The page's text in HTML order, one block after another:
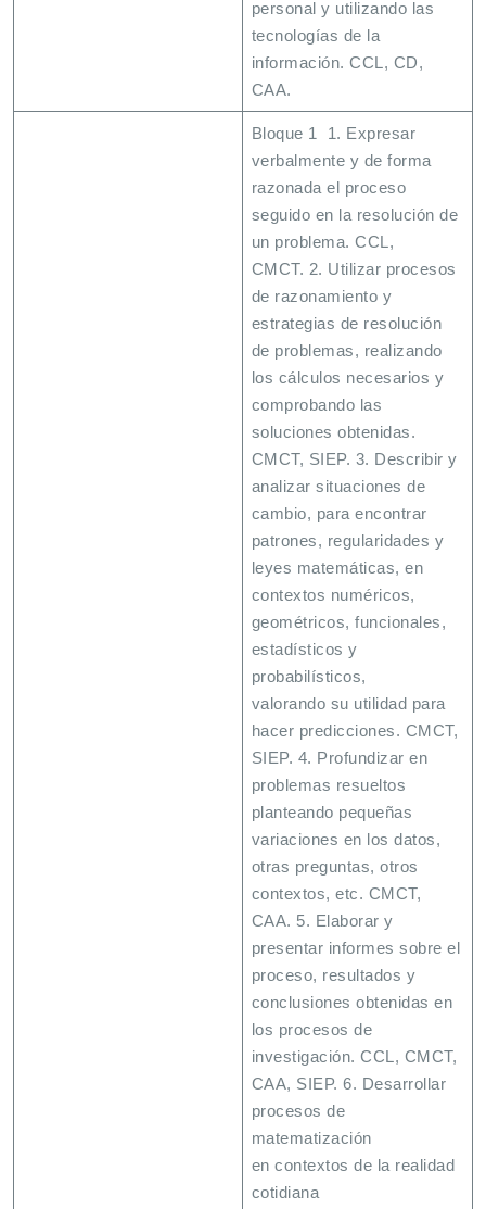
personal y utilizando las
tecnologías de la
información. CCL, CD,
CAA.
Bloque 1 1. Expresar
verbalmente y de forma
razonada el proceso
seguido en la resolución de
un problema. CCL,
CMCT. 2. Utilizar procesos
de razonamiento y
estrategias de resolución
de problemas, realizando
los cálculos necesarios y
comprobando las
soluciones obtenidas.
CMCT, SIEP. 3. Describir y
analizar situaciones de
cambio, para encontrar
patrones, regularidades y
leyes matemáticas, en
contextos numéricos,
geométricos, funcionales,
estadísticos y
probabilísticos,
valorando su utilidad para
hacer predicciones. CMCT,
SIEP. 4. Profundizar en
problemas resueltos
planteando pequeñas
variaciones en los datos,
otras preguntas, otros
contextos, etc. CMCT,
CAA. 5. Elaborar y
presentar informes sobre el
proceso, resultados y
conclusiones obtenidas en
los procesos de
investigación. CCL, CMCT,
CAA, SIEP. 6. Desarrollar
procesos de
matematización
en contextos de la realidad
cotidiana